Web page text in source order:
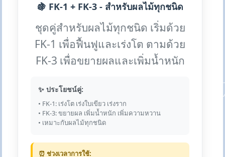
🍇 FK-1 + FK-3 - สำหรับผลไม้ทุกชนิด
ชุดคู่สำหรับผลไม้ทุกชนิด เริ่มด้วย
FK-1 เพื่อฟื้นฟูและเร่งโต ตามด้วย
FK-3 เพื่อขยายผลและเพิ่มน้ำหนัก
✨ ประโยชน์คู่:
• FK-1: เร่งโต เร่งใบเขียว เร่งราก
• FK-3: ขยายผล เพิ่มน้ำหนัก เพิ่มความหวาน
• เหมาะกับผลไม้ทุกชนิด
⏰ ช่วงเวลาการใช้: